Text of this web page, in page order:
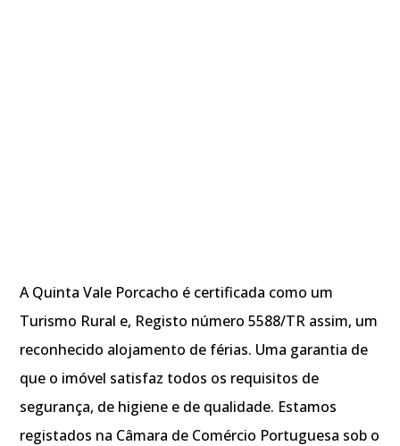
A Quinta Vale Porcacho é certificada como um
Turismo Rural e, Registo número 5588/TR assim, um
reconhecido alojamento de férias. Uma garantia de
que o imóvel satisfaz todos os requisitos de
segurança, de higiene e de qualidade. Estamos
registados na Câmara de Comércio Portuguesa sob o